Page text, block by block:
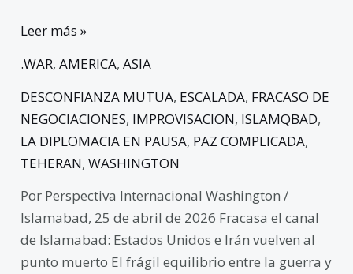
Leer más »
.WAR,AMERICA,ASIA
DESCONFIANZA MUTUA, ESCALADA, FRACASO DE
NEGOCIACIONES, IMPROVISACION, ISLAMQBAD,
LA DIPLOMACIA EN PAUSA, PAZ COMPLICADA,
TEHERAN,WASHINGTON
Por Perspectiva Internacional Washington /
Islamabad, 25 de abril de 2026 Fracasa el canal
de Islamabad: Estados Unidos e Irán vuelven al
punto muerto El frágil equilibrio entre la guerra y